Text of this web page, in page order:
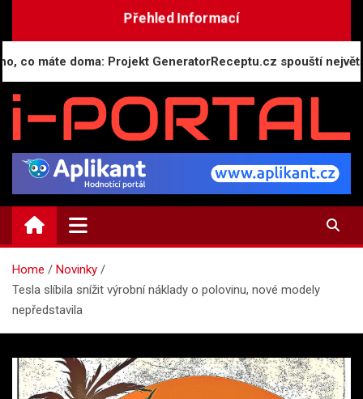
Přehled Informací
doma: Projekt GeneratorReceptu.cz spouští největší
i-PORTAL.CZ
Public relations | Informační portál
Home
Novinky
Tesla slíbila snížit výrobní náklady o polovinu, nové modely
nepředstavila